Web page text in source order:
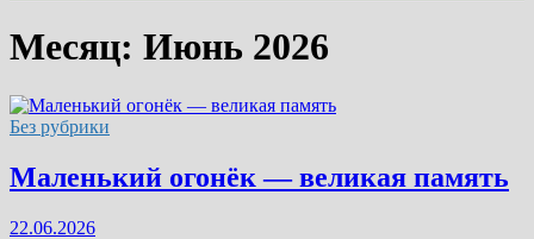
Месяц: Июнь 2026
Без рубрики
Маленький огонёк — великая память
22.06.2026